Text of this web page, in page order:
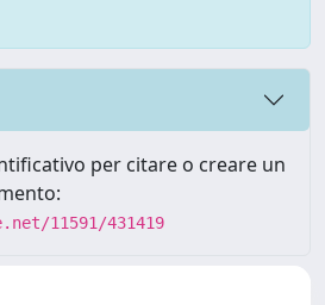
per citare o creare un
11591/431419